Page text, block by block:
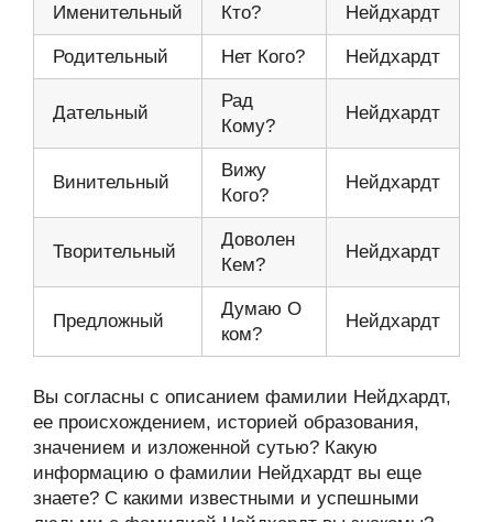
Именительный Кто? Нейдхардт
Родительный Нет Кого? Нейдхардт
Дательный
Рад
Кому?
Нейдхардт
Винительный
Вижу
Кого?
Нейдхардт
Творительный
Доволен
Кем?
Нейдхардт
Предложный
Думаю О
ком?
Нейдхардт
Вы согласны с описанием фамилии Нейдхардт,
ее происхождением, историей образования,
значением и изложенной сутью? Какую
информацию о фамилии Нейдхардт вы еще
знаете? С какими известными и успешными